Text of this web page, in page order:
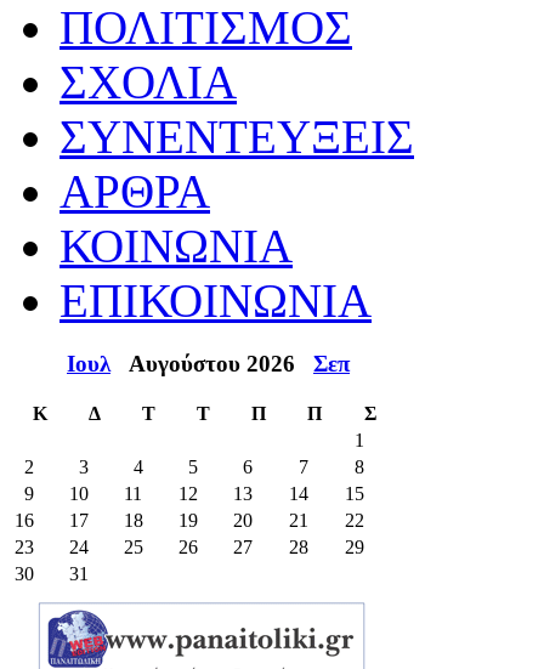
ΠΟΛΙΤΙΣΜΟΣ
ΣΧΟΛΙΑ
ΣΥΝΕΝΤΕΥΞΕΙΣ
ΑΡΘΡΑ
ΚΟΙΝΩΝΙΑ
ΕΠΙΚΟΙΝΩΝΙΑ
Ιουλ Αυγούστου 2026 Σεπ
Κ Δ Τ Τ Π Π
Σ
1
2
3 4 5 6 7
8
9
10 11 12 13 14
15
16
17 18 19 20 21
22
23
24 25 26 27 28
29
30
31